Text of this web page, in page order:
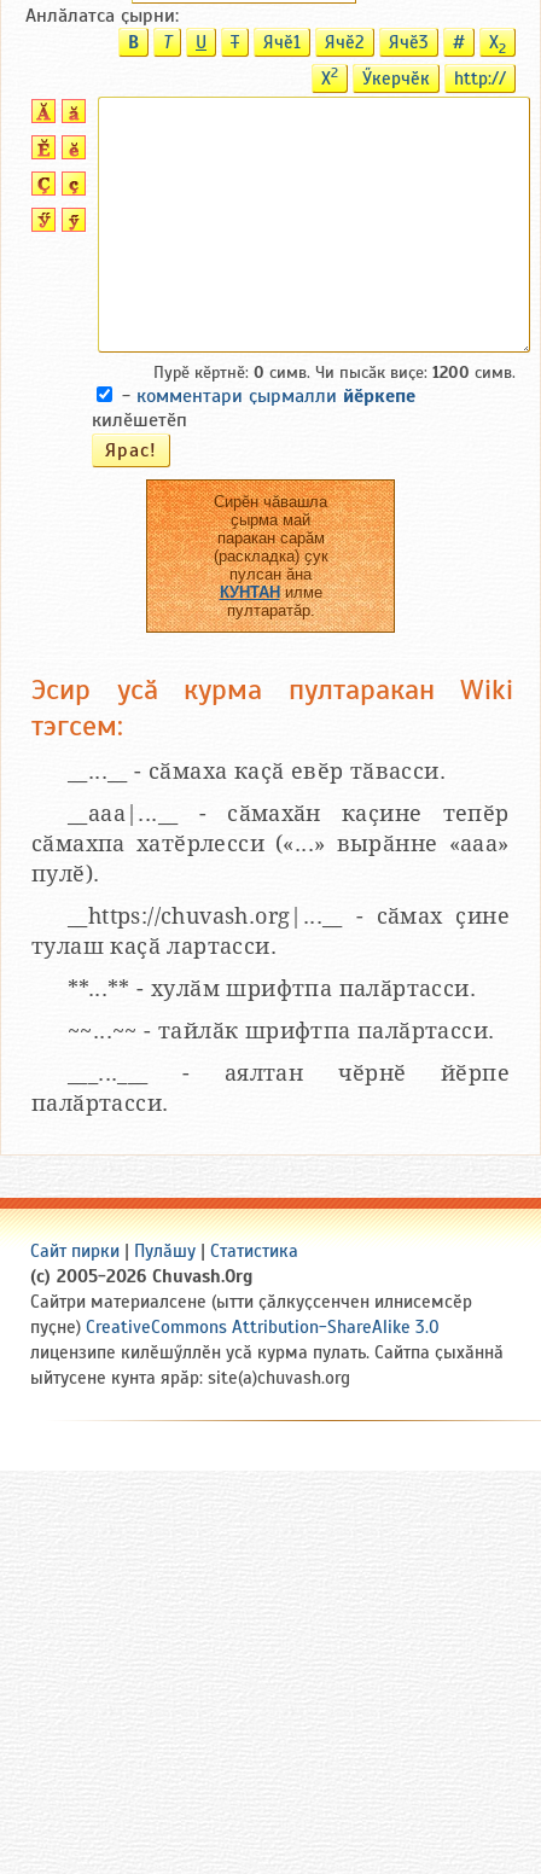
Анлӑлатса ҫырни:
B T U T Ячӗ1 Ячӗ2 Ячӗ3 # X2
X2 Ӳкерчӗк http://
Пурӗ кӗртнӗ: 0 симв. Чи пысӑк виҫе: 1200 симв.
- комментари ҫырмалли йӗркепе
килӗшетӗп
Сирӗн чӑвашла
ҫырма май
паракан сарӑм
(раскладка) ҫук
пулсан ӑна
КУНТАНилме
пултаратӑр.
Эсир усӑ курма пултаракан Wiki
тэгсем:
__...__ - сӑмаха каҫӑ евӗр тӑвасси.
__aaa|...__ - сӑмахӑн каҫине тепӗр
сӑмахпа хатӗрлесси («...» вырӑнне «ааа»
пулӗ).
__https://chuvash.org|...__ - сӑмах ҫине
тулаш каҫӑ лартасси.
**...** - хулӑм шрифтпа палӑртасси.
~~...~~ - тайлӑк шрифтпа палӑртасси.
___...___ - аялтан чӗрнӗ йӗрпе
палӑртасси.
Сайт пирки | Пулӑшу | Статистика
(c) 2005-2026 Chuvash.Org
Сайтри материалсене (ытти ҫӑлкуҫсенчен илнисемсӗр
пуҫне) CreativeCommons Attribution-ShareAlike 3.0
лицензипе килӗшӳллӗн усӑ курма пулать. Сайтпа ҫыхӑннӑ
ыйтусене кунта ярӑр: site(a)chuvash.org